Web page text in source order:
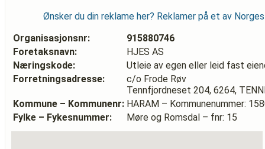
Ønsker du din reklame her? Reklamer på et av
Organisasjonsnr:
915880746
Foretaksnavn:
HJES AS
Næringskode:
Utleie av egen eller leid fast
Forretningsadresse:
c/o Frode Røv
Tennfjordneset 204, 6264,
Kommune – Kommunenr: HARAM – Kommunenummer:
Fylke – Fykesnummer:
Møre og Romsdal – fnr: 15